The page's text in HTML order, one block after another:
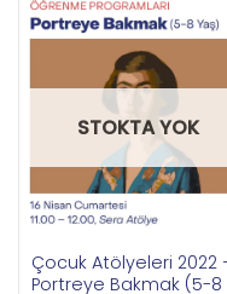
STOKTA YOK
Çocuk Atölyeleri 2022
Portreye Bakmak (5-8